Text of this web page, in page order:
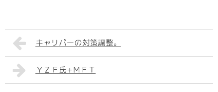
キャリパーの対策調整。
ＹＺＦ氏+ＭＦＴ